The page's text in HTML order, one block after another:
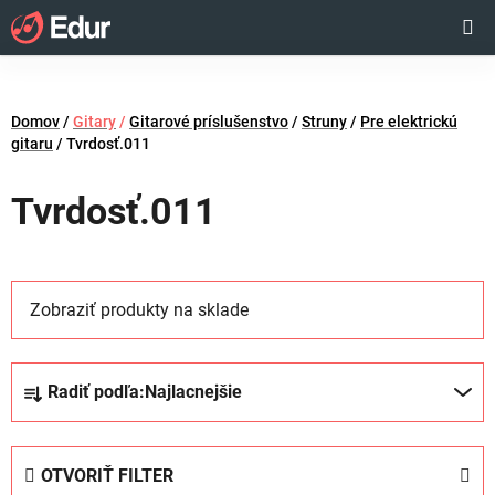
Prejsť
na
obsah
KOŠÍK
Domov/ Gitary / Gitarové príslušenstvo/ Struny/ Pre elektrickú
gitaru / Tvrdosť.011
Tvrdosť.011
Zobraziť produkty na sklade
Radiť podľa:Najlacnejšie
OTVORIŤ FILTER